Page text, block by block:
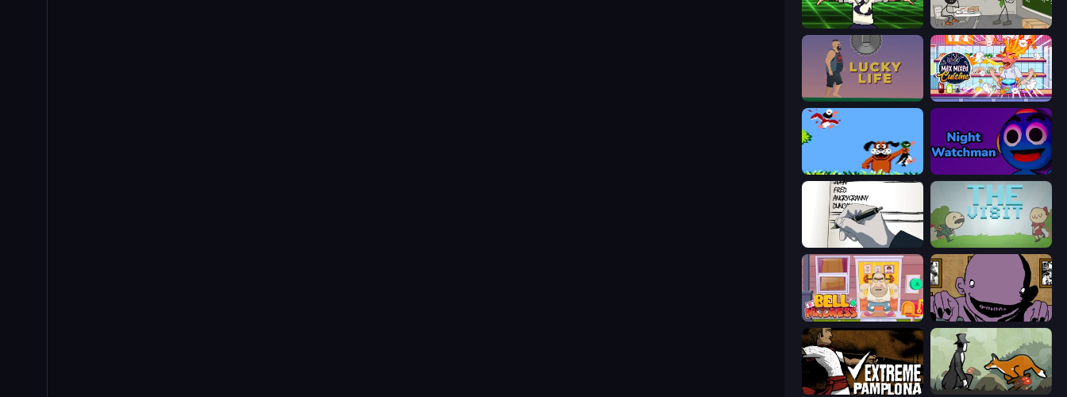
Chainsaw Dance Stickman Escape School
Lucky Life Max Mixed Cuisine
Duck Hunt
Death Note Type The Visit
Bell Madness The Owner Is Dead
Extreme Pamplona The Illusionist's Dream